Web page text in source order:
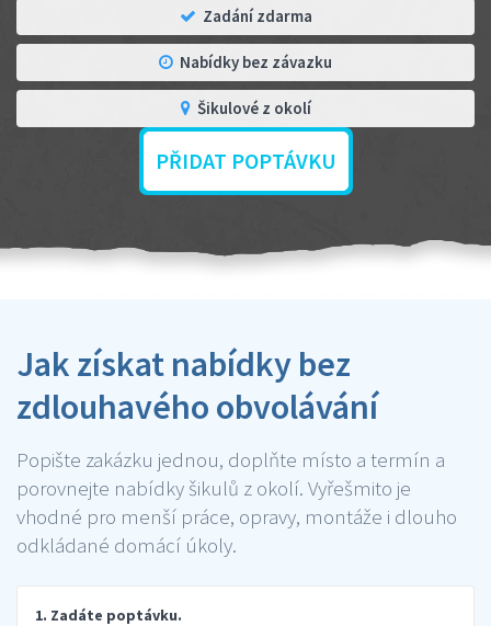
Zadání zdarma
Nabídky bez závazku
Šikulové z okolí
PŘIDAT POPTÁVKU
Jak získat nabídky bez
zdlouhavého obvolávání
Popište zakázku jednou, doplňte místo a termín a
porovnejte nabídky šikulů z okolí. Vyřešmito je
vhodné pro menší práce, opravy, montáže i dlouho
odkládané domácí úkoly.
1. Zadáte poptávku.